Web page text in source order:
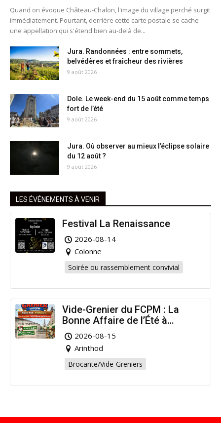
Quand on évoque Château-Chalon, l'image du village perché surgit
immédiatement. Pourtant, derrière cette carte postale se cache
une appellation qui s'étend bien au-delà de...
Jura. Randonnées : entre sommets,
belvédères et fraîcheur des rivières
9 août 2026
Dole. Le week-end du 15 août comme temps
fort de l’été
9 août 2026
Jura. Où observer au mieux l’éclipse solaire
du 12 août ?
9 août 2026
LES ÉVÉNEMENTS À VENIR
Festival La Renaissance
2026-08-14
Colonne
Soirée ou rassemblement convivial
Vide-Grenier du FCPM : La
Bonne Affaire de l’Été à
Arinthod !
2026-08-15
Arinthod
Brocante/Vide-Greniers